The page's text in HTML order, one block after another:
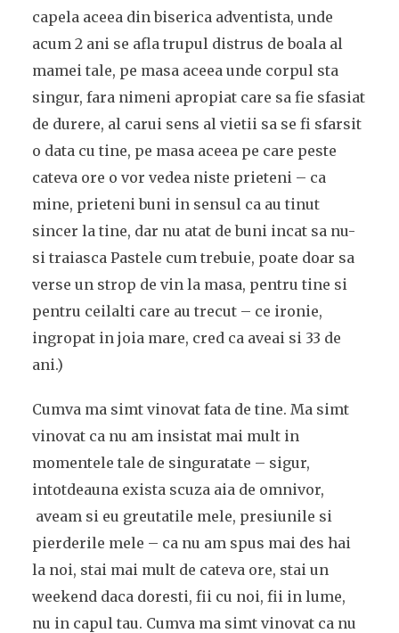
capela aceea din biserica adventista, unde
acum 2 ani se afla trupul distrus de boala al
mamei tale, pe masa aceea unde corpul sta
singur, fara nimeni apropiat care sa fie sfasiat
de durere, al carui sens al vietii sa se fi sfarsit
o data cu tine, pe masa aceea pe care peste
cateva ore o vor vedea niste prieteni – ca
mine, prieteni buni in sensul ca au tinut
sincer la tine, dar nu atat de buni incat sa nu-
si traiasca Pastele cum trebuie, poate doar sa
verse un strop de vin la masa, pentru tine si
pentru ceilalti care au trecut – ce ironie,
ingropat in joia mare, cred ca aveai si 33 de
ani.)
Cumva ma simt vinovat fata de tine. Ma simt
vinovat ca nu am insistat mai mult in
momentele tale de singuratate – sigur,
intotdeauna exista scuza aia de omnivor,
aveam si eu greutatile mele, presiunile si
pierderile mele – ca nu am spus mai des hai
la noi, stai mai mult de cateva ore, stai un
weekend daca doresti, fii cu noi, fii in lume,
nu in capul tau. Cumva ma simt vinovat ca nu